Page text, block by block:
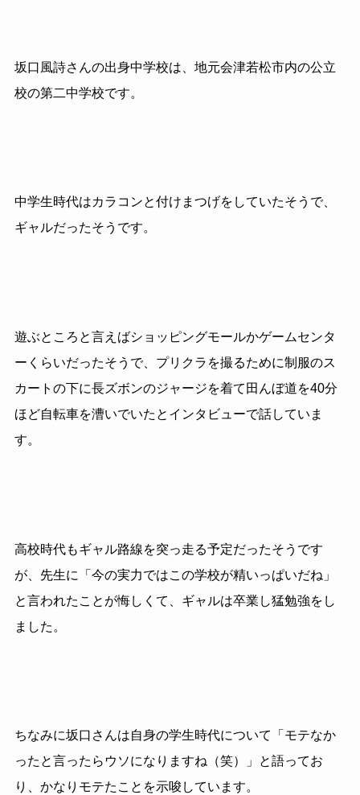
坂口風詩さんの出身中学校は、地元会津若松市内の公立
校の第二中学校です。
中学生時代はカラコンと付けまつげをしていたそうで、
ギャルだったそうです。
遊ぶところと言えばショッピングモールかゲームセンタ
ーくらいだったそうで、プリクラを撮るために制服のス
カートの下に長ズボンのジャージを着て田んぼ道を40分
ほど自転車を漕いでいたとインタビューで話していま
す。
高校時代もギャル路線を突っ走る予定だったそうです
が、先生に「今の実力ではこの学校が精いっぱいだね」
と言われたことが悔しくて、ギャルは卒業し猛勉強をし
ました。
ちなみに坂口さんは自身の学生時代について「モテなか
ったと言ったらウソになりますね（笑）」と語ってお
り、かなりモテたことを示唆しています。